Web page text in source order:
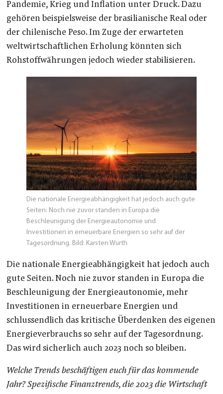
Pandemie, Krieg und Inflation unter Druck. Dazu
gehören beispielsweise der brasilianische Real oder
der chilenische Peso. Im Zuge der erwarteten
weltwirtschaftlichen Erholung könnten sich
Rohstoffwährungen jedoch wieder stabilisieren.
Die nationale Energieabhängigkeit hat jedoch auch gute
Seiten: Noch nie zuvor standen in Europa die
Beschleunigung der Energieautonomie und
Investitionen in erneuerbare Energien so sehr auf der
Tagesordnung. Bild: Karsten Wurth
Die nationale Energieabhängigkeit hat jedoch auch
gute Seiten. Noch nie zuvor standen in Europa die
Beschleunigung der Energieautonomie, mehr
Investitionen in erneuerbare Energien und
schlussendlich das kritische Überdenken des eigenen
Energieverbrauchs so sehr auf der Tagesordnung.
Das wird sicherlich auch 2023 noch so bleiben.
Welche Trends beschäftigen euch für das kommende
Jahr? Spezifische Finanztrends, die 2023 die Wirtschaft